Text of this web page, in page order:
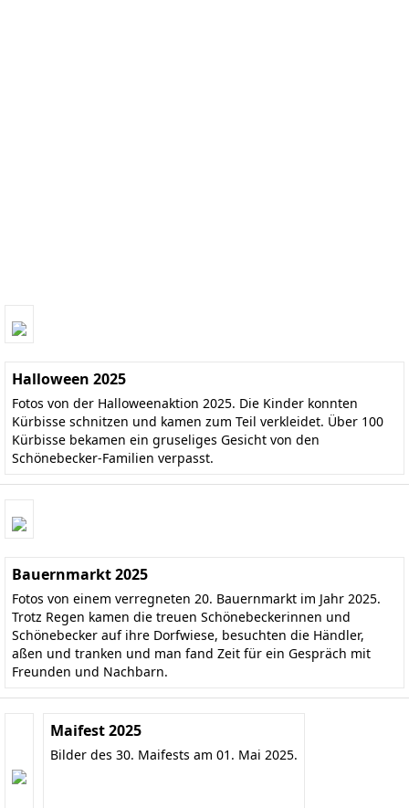
Halloween 2025
Fotos von der Halloweenaktion 2025. Die Kinder konnten
Kürbisse schnitzen und kamen zum Teil verkleidet. Über 100
Kürbisse bekamen ein gruseliges Gesicht von den
Schönebecker-Familien verpasst.
Bauernmarkt 2025
Fotos von einem verregneten 20. Bauernmarkt im Jahr 2025.
Trotz Regen kamen die treuen Schönebeckerinnen und
Schönebecker auf ihre Dorfwiese, besuchten die Händler,
aßen und tranken und man fand Zeit für ein Gespräch mit
Freunden und Nachbarn.
Maifest 2025
Bilder des 30. Maifests am 01. Mai 2025.